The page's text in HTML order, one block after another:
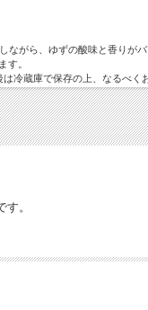
がら、ゆずの酸味と香りがバ
す。
蔵庫で保存の上、なるべく
。